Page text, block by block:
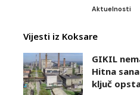
Aktuelnosti
Vijesti iz Koksare
GIKIL
Hitna
ključ